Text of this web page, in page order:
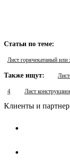
Статьи по теме:
Лист горячекатаный
Также ищут:
4 Лист
Клиенты и